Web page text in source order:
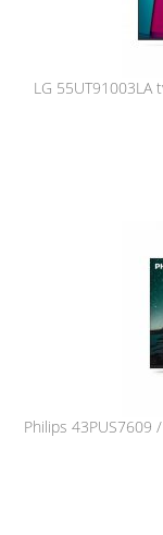
LG 55UT91003LA
Philips 43PUS7609